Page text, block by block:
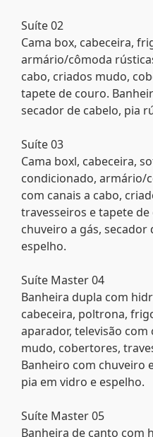
Suíte 02
Cama box, cabeceira,
armário/cômoda
cabo, criados mudo,
tapete de couro.
secador de cabelo, pia
Suíte 03
Cama boxl, cabeceira,
condicionado, armário/
com canais a cabo,
travesseiros e tapete
chuveiro a gás, secador
espelho.
Suíte Master 04
Banheira dupla com
cabeceira, poltrona,
aparador, televisão com
mudo, cobertores,
Banheiro com chuveiro
pia em vidro e espelho.
Suíte Master 05
Banheira de canto com